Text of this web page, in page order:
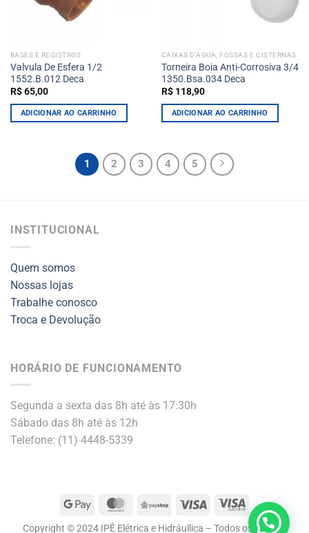
BASES E REGISTROS
Valvula De Esfera 1/2
1552.B.012 Deca
R$65,00
ADICIONAR AO CARRINHO
CAIXAS D'ÁGUA, FOSSAS E CISTERNAS
Torneira Boia Anti-Corrosiva 3/4
1350.Bsa.034 Deca
R$118,90
ADICIONAR AO CARRINHO
1 2 3 4 5
INSTITUCIONAL
Quem somos
Nossas lojas
Trabalhe conosco
Troca e Devolução
HORÁRIO DE FUNCIONAMENTO
Segunda a sexta das 8h até às 17:30h
Sábado das 8h até às 12h
Telefone: (11) 4448-5339
Google
MasterCardPayShopVisa
Visa
Electron
Copyright © 2024 IPÊ Elétrica e Hidráullica – Todos os direitos